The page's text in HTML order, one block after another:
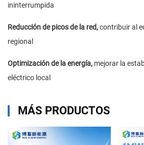
ininterrumpida
Reducción de picos de la red,contribuir al
regional
Optimización de la energía, mejorar la
eléctrico local
MÁS PRODUCTOS